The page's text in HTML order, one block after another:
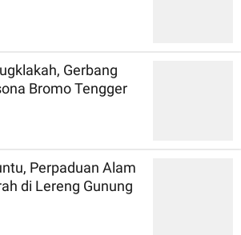
Gerbang
Bromo Tengger
Perpaduan Alam
di Lereng Gunung